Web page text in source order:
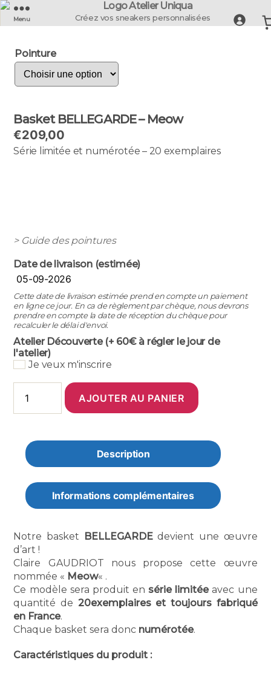
UNIQUA
Créez vos sneakers personnalisées
Menu
Basket BELLEGARDE – Meow
€209,00
Série limitée et numérotée – 20 exemplaires
Pointure
> Guide des pointures
Date de livraison (estimée)
Cette date de livraison estimée prend en compte un paiement
en ligne ce jour. En ca de règlement par chèque, nous devrons
prendre en compte la date de réception du chèque pour
recalculer le délai d'envoi.
Atelier Découverte (+ 60€ à régler le jour de
l'atelier)
Je veux m'inscrire
Basket
Meow
AJOUTER AU PANIER
Description
Informations complémentaires
Notre basket BELLEGARDEdevient une œuvre
d’art !
Claire GAUDRIOT nous propose cette œuvre
nommée « Meow« .
Ce modèle sera produit ensérie limitéeavec une
quantité de 20exemplaires et toujours fabriqué
en France.
Chaque basket sera donc numérotée.
Caractéristiques du produit :